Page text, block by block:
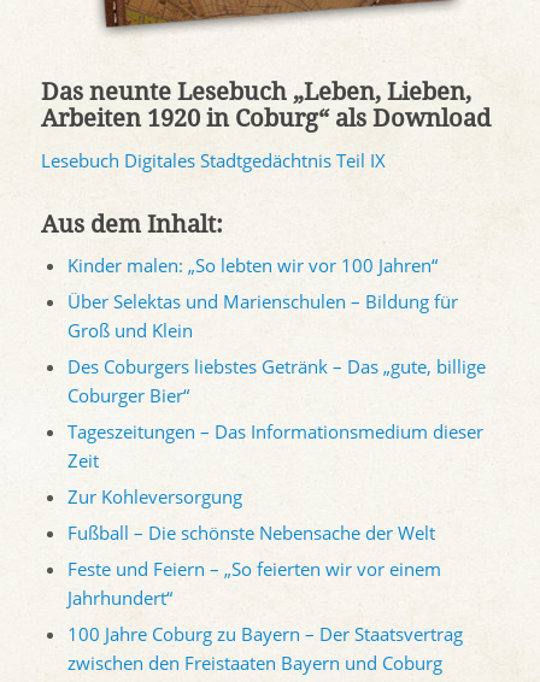
Das neunte Lesebuch „Leben, Lieben,
Arbeiten 1920 in Coburg“ als Download
Lesebuch Digitales Stadtgedächtnis Teil IX
Aus dem Inhalt:
Kinder malen: „So lebten wir vor 100 Jahren“
Über Selektas und Marienschulen – Bildung für
Groß und Klein
Des Coburgers liebstes Getränk – Das „gute, billige
Coburger Bier“
Tageszeitungen – Das Informationsmedium dieser
Zeit
Zur Kohleversorgung
Fußball – Die schönste Nebensache der Welt
Feste und Feiern – „So feierten wir vor einem
Jahrhundert“
100 Jahre Coburg zu Bayern – Der Staatsvertrag
zwischen den Freistaaten Bayern und Coburg